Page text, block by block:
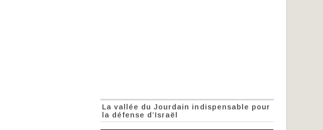
La vallée du Jourdain indispensable pour
la défense d’Israël